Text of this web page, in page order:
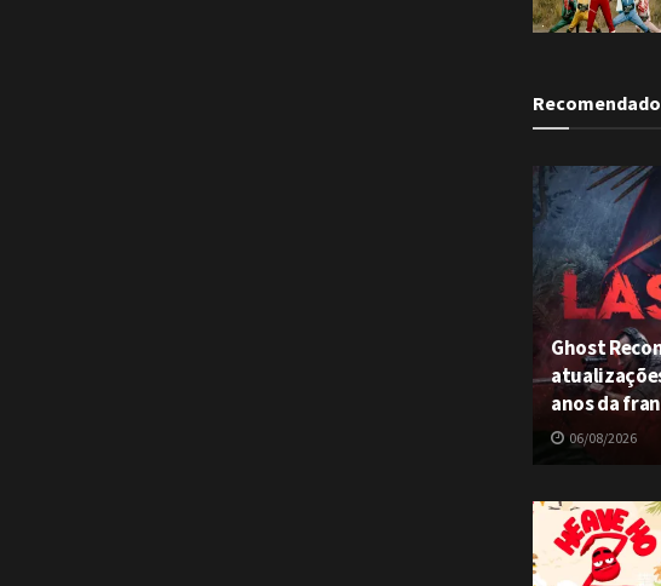
Recomendado
Ghost
anos da
06/08/2026